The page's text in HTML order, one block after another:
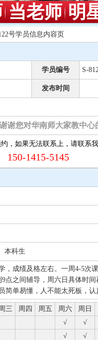
当老师 明
号学员信息内容页
学员编号 S-
发布时间
谢您对华南师大家教中心
，如果无法联系上，请联系
150-1415-5145
本科生
，成绩及格左右。一周4-5次
点之间辅导，周六日具体时
简单易懂，人不能太死板，
三 周四 周五 周六 周日
√ √
√ √